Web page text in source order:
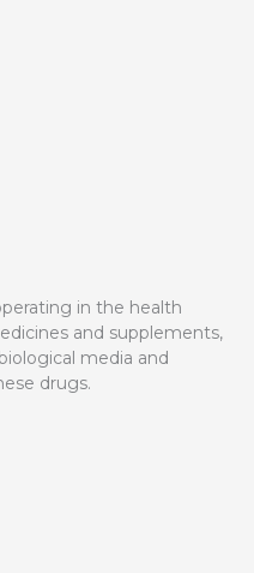
in the health
and supplements,
media and
drugs.